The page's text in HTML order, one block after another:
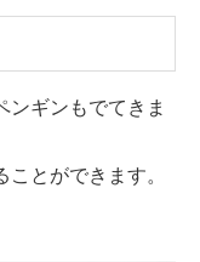
ンギンもでてきま
とができます。